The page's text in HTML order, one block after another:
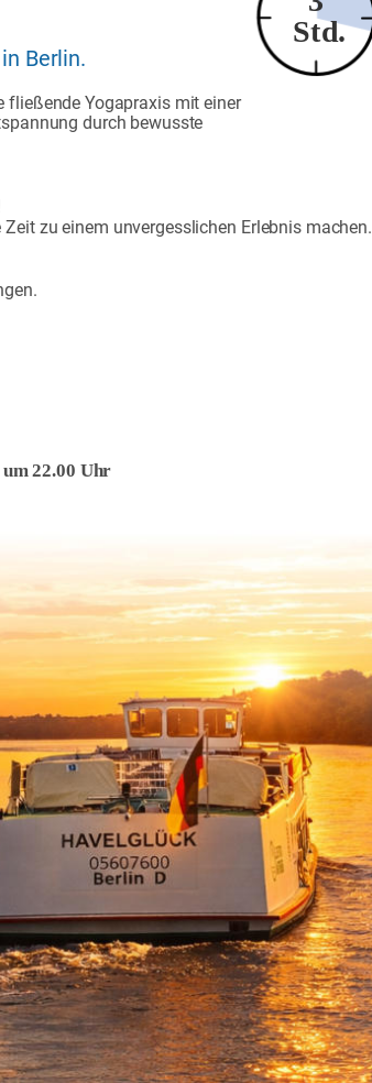
Berlin.
fließende Yogapraxis mit einer
durch bewusste
zu einem unvergesslichen Erlebnis machen.
22.00 Uhr
Std.